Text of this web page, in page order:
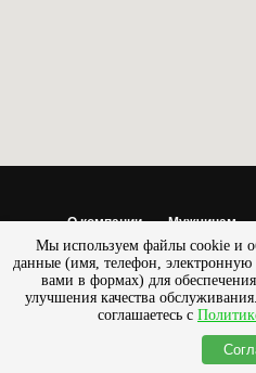
О компании Мужчинам
Обмен/
© 2013 - 2025 Салон —
Мы используем файлы cookie и
данные (имя, телефон, электронную
вами в формах) для
улучшения качества
соглашаетесь с